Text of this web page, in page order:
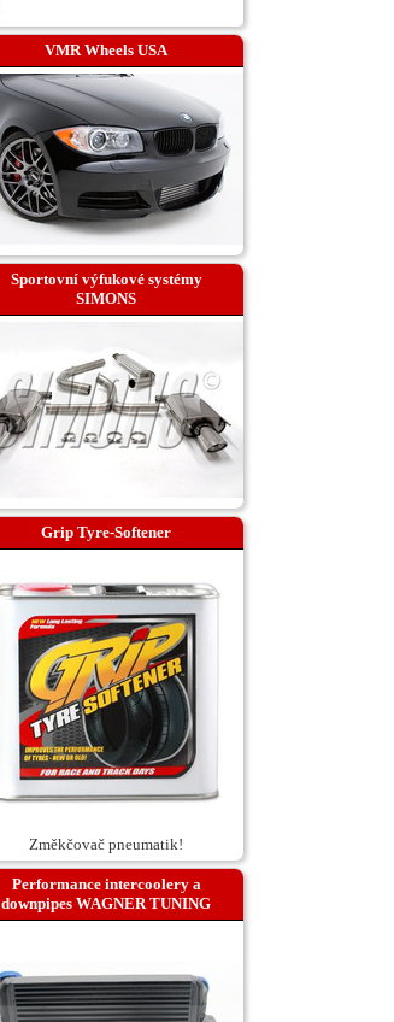
VMR Wheels USA
Sportovní výfukové systémy
SIMONS
Grip Tyre-Softener
Změkčovač pneumatik!
Performance intercoolery a
downpipes WAGNER TUNING